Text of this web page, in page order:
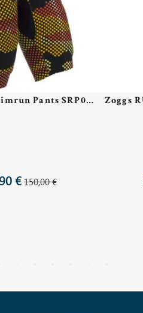
COLTING Swimrun Pants SRP03 - Jammer pour le Swimrun
€150,00 €